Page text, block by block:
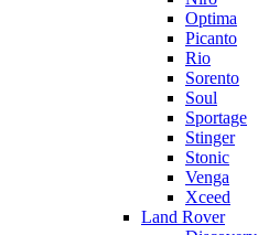
Optima
Picanto
Rio
Sorento
Soul
Sportage
Stinger
Stonic
Venga
Xceed
Land Rover